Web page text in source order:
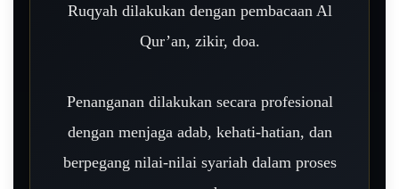
Ruqyah dilakukan dengan pembacaan Al
Qur’an, zikir, doa.
Penanganan dilakukan secara profesional
dengan menjaga adab, kehati-hatian, dan
berpegang nilai-nilai syariah dalam proses